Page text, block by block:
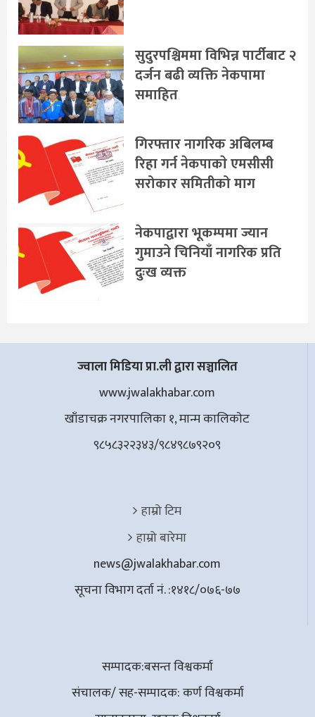
सुदुरपश्चिममा विभिन्न पार्टीबाट २
दर्जन बढी व्यक्ति नेकपामा
समाहित
गिरफ्तार नागरिक अबिलम्ब
रिहा गर्न नेकपाकाे एमसीसी
सरोकार समितीको माग
नेकपाद्वारा भूकम्पमा ज्यान
गुमाउने चिनियाँ नागरिक प्रति
दुःख व्यक्त
ज्वाला मिडिया प्रा.ली द्वारा सञ्चालित
www.jwalakhabar.com
खाँडाचक्र नगरपालिका १, मान्म कालिकाेट
९८५८३२२३४३/९८४९८७९२०९
हाम्रो टिम
हाम्रो बारेमा
news@jwalakhabar.com
सूचना विभाग दर्ता नं. :१४१८/०७६-७७
सम्पादक:बसन्त विश्वकर्मा
संचालक/ सह-सम्पादक: कर्ण विश्वकर्मा